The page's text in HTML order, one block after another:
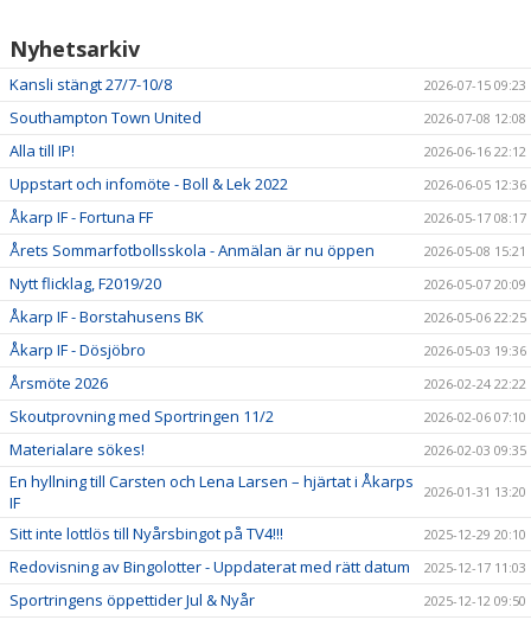
Nyhetsarkiv
Kansli stängt 27/7-10/8 2026-07-15 09:23
Southampton Town United 2026-07-08 12:08
Alla till IP! 2026-06-16 22:12
Uppstart och infomöte - Boll & Lek 2022 2026-06-05 12:36
Åkarp IF - Fortuna FF 2026-05-17 08:17
Årets Sommarfotbollsskola - Anmälan är nu öppen 2026-05-08 15:21
Nytt flicklag, F2019/20 2026-05-07 20:09
Åkarp IF - Borstahusens BK 2026-05-06 22:25
Åkarp IF - Dösjöbro 2026-05-03 19:36
Årsmöte 2026 2026-02-24 22:22
Skoutprovning med Sportringen 11/2 2026-02-06 07:10
Materialare sökes! 2026-02-03 09:35
En hyllning till Carsten och Lena Larsen – hjärtat i Åkarps
IF
2026-01-31 13:20
Sitt inte lottlös till Nyårsbingot på TV4!!! 2025-12-29 20:10
Redovisning av Bingolotter - Uppdaterat med rätt datum 2025-12-17 11:03
Sportringens öppettider Jul & Nyår 2025-12-12 09:50